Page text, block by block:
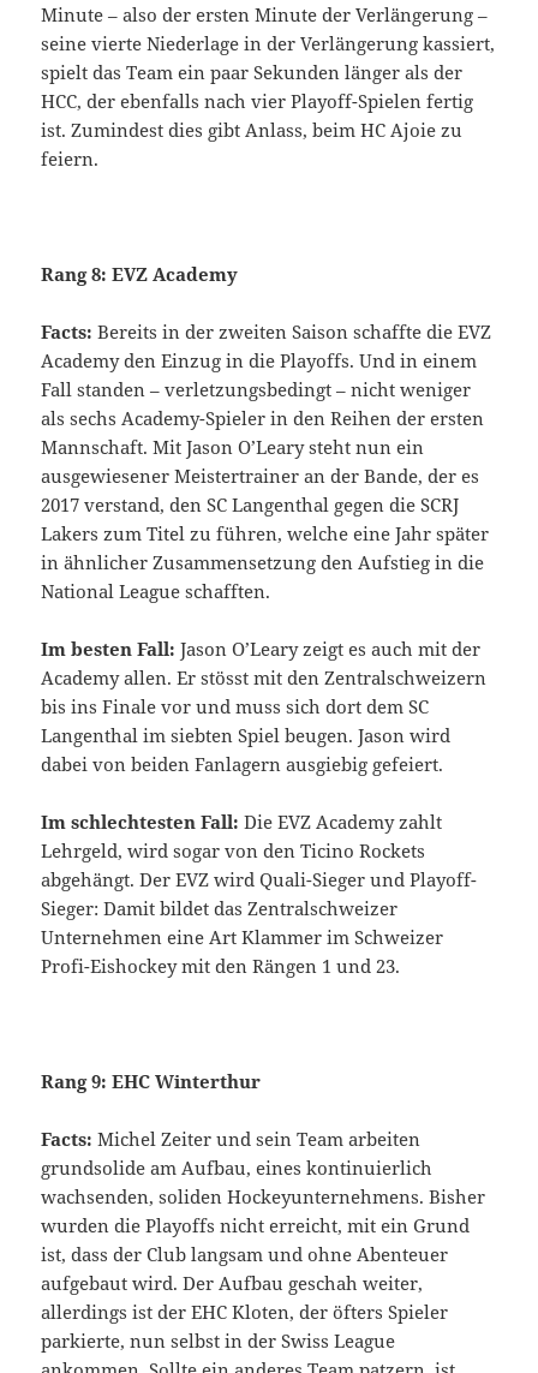
Minute – also der ersten Minute der Verlängerung –
seine vierte Niederlage in der Verlängerung kassiert,
spielt das Team ein paar Sekunden länger als der
HCC, der ebenfalls nach vier Playoff-Spielen fertig
ist. Zumindest dies gibt Anlass, beim HC Ajoie zu
feiern.
Rang 8: EVZ Academy
Facts: Bereits in der zweiten Saison schaffte die EVZ
Academy den Einzug in die Playoffs. Und in einem
Fall standen – verletzungsbedingt – nicht weniger
als sechs Academy-Spieler in den Reihen der ersten
Mannschaft. Mit Jason O’Leary steht nun ein
ausgewiesener Meistertrainer an der Bande, der es
2017 verstand, den SC Langenthal gegen die SCRJ
Lakers zum Titel zu führen, welche eine Jahr später
in ähnlicher Zusammensetzung den Aufstieg in die
National League schafften.
Im besten Fall: Jason O’Leary zeigt es auch mit der
Academy allen. Er stösst mit den Zentralschweizern
bis ins Finale vor und muss sich dort dem SC
Langenthal im siebten Spiel beugen. Jason wird
dabei von beiden Fanlagern ausgiebig gefeiert.
Im schlechtesten Fall: Die EVZ Academy zahlt
Lehrgeld, wird sogar von den Ticino Rockets
abgehängt. Der EVZ wird Quali-Sieger und Playoff-
Sieger: Damit bildet das Zentralschweizer
Unternehmen eine Art Klammer im Schweizer
Profi-Eishockey mit den Rängen 1 und 23.
Rang 9: EHC Winterthur
Facts: Michel Zeiter und sein Team arbeiten
grundsolide am Aufbau, eines kontinuierlich
wachsenden, soliden Hockeyunternehmens. Bisher
wurden die Playoffs nicht erreicht, mit ein Grund
ist, dass der Club langsam und ohne Abenteuer
aufgebaut wird. Der Aufbau geschah weiter,
allerdings ist der EHC Kloten, der öfters Spieler
parkierte, nun selbst in der Swiss League